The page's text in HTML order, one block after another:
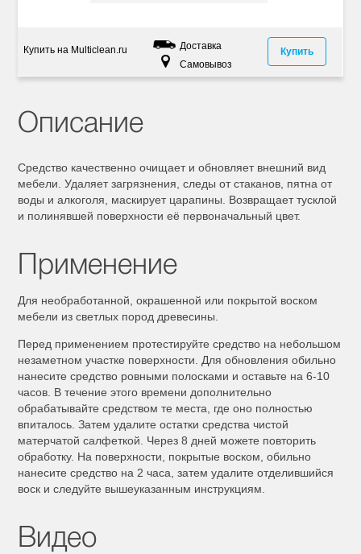
Купить на Multiclean.ru
Доставка
Самовывоз
Купить
Описание
Средство качественно очищает и обновляет внешний вид
мебели. Удаляет загрязнения, следы от стаканов, пятна от
воды и алкоголя, маскирует царапины. Возвращает тусклой
и полинявшей поверхности её первоначальный цвет.
Применение
Для необработанной, окрашенной или покрытой воском
мебели из светлых пород древесины.
Перед применением протестируйте средство на небольшом
незаметном участке поверхности. Для обновления обильно
нанесите средство ровными полосками и оставьте на 6-10
часов. В течение этого времени дополнительно
обрабатывайте средством те места, где оно полностью
впиталось. Затем удалите остатки средства чистой
матерчатой салфеткой. Через 8 дней можете повторить
обработку. На поверхности, покрытые воском, обильно
нанесите средство на 2 часа, затем удалите отделившийся
воск и следуйте вышеуказанным инструкциям.
Видео